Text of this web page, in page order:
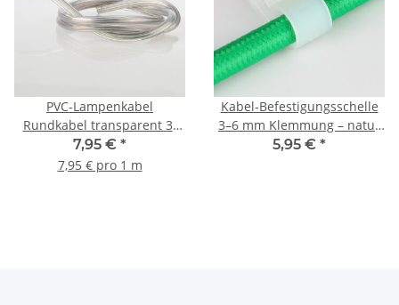
PVC-Lampenkabel
Rundkabel transparent 3-
adrig 3x0,75 mm² FEP/PVC
mit integriertem Stahlseil
7,95 € *
7,95 € pro 1 m
Kabel-Befestigungsschelle
3–6 mm Klemmung – natur
– 5 Stück
5,95 € *